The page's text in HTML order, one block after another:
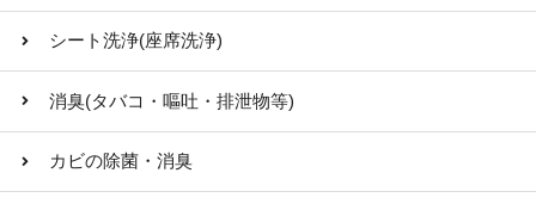
シート洗浄(座席洗浄)
消臭(タバコ・嘔吐・排泄物等)
カビの除菌・消臭